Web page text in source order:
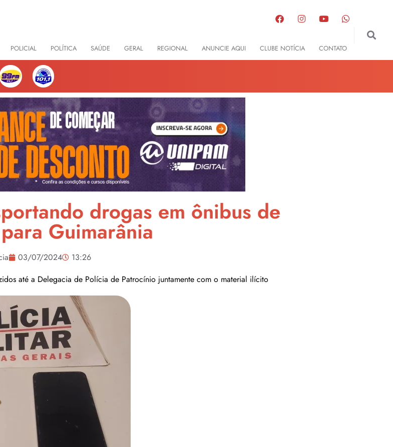
POLICIAL POLÍTICA SAÚDE GERAL REGIONAL ANUNCIE AQUI CLUBE NOTÍCIA CONTATO
drogas em ônibus de
Guimarânia
03/07/2024
13:26
até a Delegacia de Polícia de Patrocínio juntamente com o material ilícito